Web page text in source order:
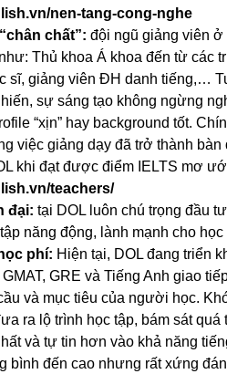
nen-tang-cong-nghe
chất”: đội ngũ giảng viên ở
như: Thủ khoa Á khoa đến từ
sĩ, giảng viên ĐH danh tiếng,…
sự sáng tạo không ngừng
“xịn” hay background tốt.
việc giảng dạy đã trở thành
khi đạt được điểm IELTS mơ
teachers/
đại: tại DOL luôn chú trọng đầu
năng động, lành mạnh cho học
phí: Hiện tại, DOL đang triển
GMAT, GRE và Tiếng Anh giao
và mục tiêu của người học.
ra lộ trình học tập, bám sát quá
và tự tin hơn vào khả năng
bình đến cao nhưng rất xứng